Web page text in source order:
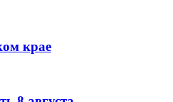
крае